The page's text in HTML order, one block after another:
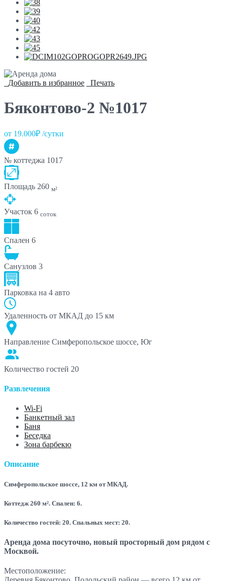
Добавить в избранное Печать
Бяконтово-2 №1017
от 19.000₽ /сутки
№ коттеджа 1017
Площадь 260 м²
Участок 6 соток
Спален 6
Санузлов 3
Парковка на 4 авто
Удаленность от МКАД до 15 км
Направление Симферопольское шоссе, Юг
Количество гостей 20
Развлечения
Wi-Fi
Банкетный зал
Баня
Беседка
Зона барбекю
Описание
Симферопольское шоссе, 12 км от МКАД.
Коттедж 260 м². Спален: 6.
Количество гостей: 20. Спальных мест: 20.
Аренда дома посуточно, новый просторный дом рядом с
Москвой.
Местоположение: